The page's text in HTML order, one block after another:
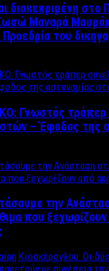
διακεκριμένη στο
Μαναρά
Προεδρία του
Γνωστός
– Έφοδος της
την
που